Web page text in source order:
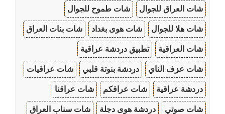
شات العراق للجوال شات طموح للجوال
شات هلا للجوال شات هوى بغداد شات بنات العراق
شات العراقية تطبيق دردشة عراقية
شات عزف الناي دردشة بنوتة قلبي شات عراقيات
دردشة عراقية شات عراقكم شات عراقنا
شات صوتي دردشة هوى دجلة شات سناب العراق